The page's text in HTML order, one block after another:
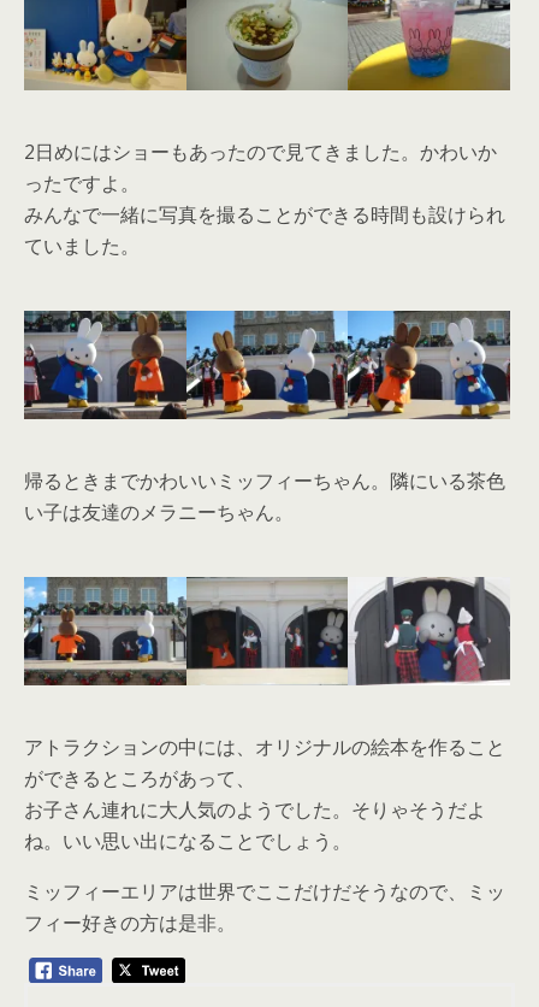
2日めにはショーもあったので見てきました。かわいか
ったですよ。
みんなで一緒に写真を撮ることができる時間も設けられ
ていました。
帰るときまでかわいいミッフィーちゃん。隣にいる茶色
い子は友達のメラニーちゃん。
アトラクションの中には、オリジナルの絵本を作ること
ができるところがあって、
お子さん連れに大人気のようでした。そりゃそうだよ
ね。いい思い出になることでしょう。
ミッフィーエリアは世界でここだけだそうなので、ミッ
フィー好きの方は是非。